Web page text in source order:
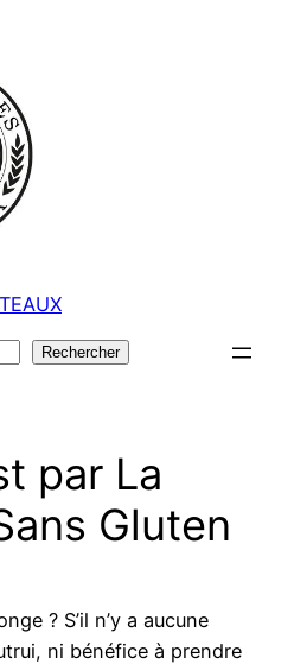
Rechercher
par La
Gluten
? S’il n’y a aucune
ni bénéfice à prendre